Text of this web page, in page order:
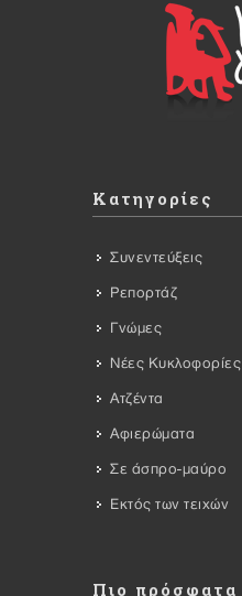
Κατηγορίες
Συνεντεύξεις
Ρεπορτάζ
Γνώμες
Νέες Κυκλοφορίες
Ατζέντα
Αφιερώματα
Σε άσπρο-μαύρο
Εκτός των τειχών
Πιο πρόσφατα